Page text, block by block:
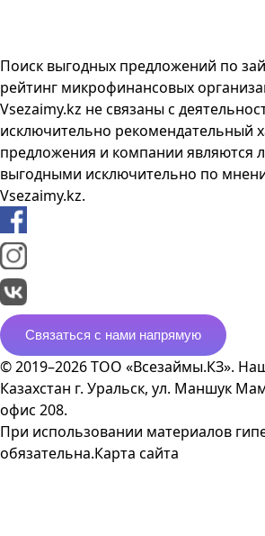
Поиск выгодных предложений по
рейтинг микрофинансовых
Vsezaimy.kz не связаны с
исключительно рекомендательный
предложения и компании являются
выгодными исключительно по
Vsezaimy.kz.
Связаться с нами напрямую
© 2019–2026 ТОО «Всезаймы.КЗ».
Казахстан г. Уральск, ул. Маншук
офис 208.
При использовании материалов
обязательна.Карта сайта